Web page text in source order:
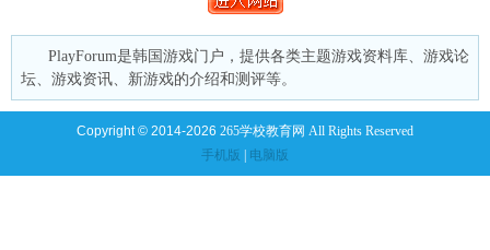
PlayForum是韩国游戏门户，提供各类主题游戏资料库、游戏论
坛、游戏资讯、新游戏的介绍和测评等。
Copyright © 2014-2026 265学校教育网 All Rights Reserved
手机版 | 电脑版